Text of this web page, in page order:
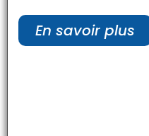
En savoir plus